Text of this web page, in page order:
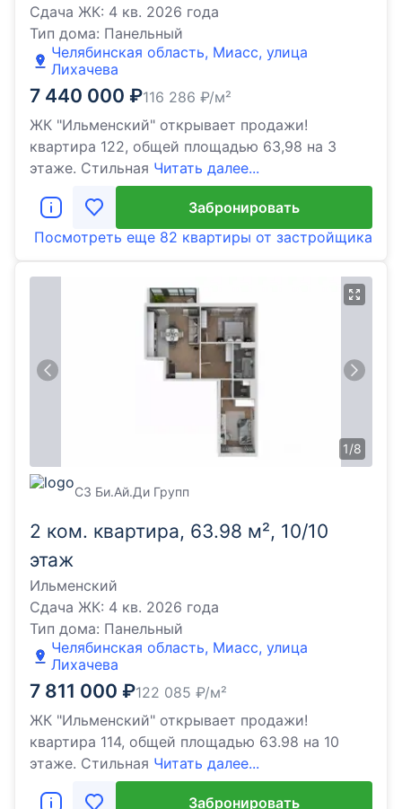
Сдача ЖК: 4 кв. 2026 года
Тип дома: Панельный
Челябинская область, Миасс, улица
Лихачева
7 440 000 ₽116 286 ₽/м²
ЖК "Ильменский" открывает продажи!
квартира 122, общей площадью 63,98 на 3
этаже. Стильная Читать далее...
Забронировать
Посмотреть еще 82 квартиры от застройщика
1/8
2 ком. квартира, 63.98 м², 10/10
этаж
Ильменский
Сдача ЖК: 4 кв. 2026 года
Тип дома: Панельный
Челябинская область, Миасс, улица
Лихачева
7 811 000 ₽122 085 ₽/м²
ЖК "Ильменский" открывает продажи!
квартира 114, общей площадью 63.98 на 10
этаже. Стильная Читать далее...
СЗ Би.Ай.Ди Групп
Забронировать